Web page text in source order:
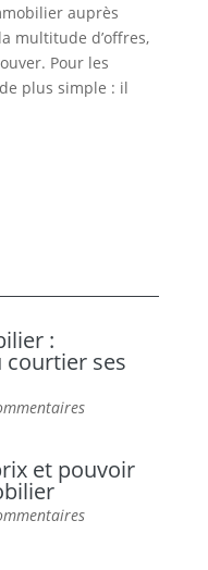
auprès
multitude d’offres,
Pour les
plus simple : il
:
courtier ses
et pouvoir